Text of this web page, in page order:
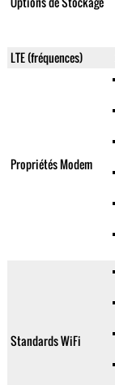
LTE (fréquences)
Propriétés Modem
Standards WiFi